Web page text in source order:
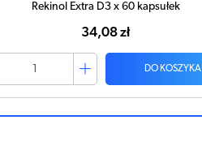
Rekinol Extra D3 x 60 kapsułek
34,08 zł
DO KOSZYKA